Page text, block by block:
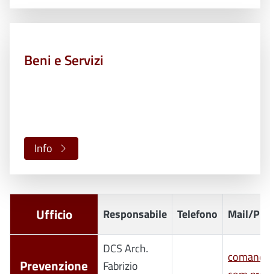
Beni e Servizi
Info
Ufficio Responsabile Telefono Mail/
Prevenzione
DCS Arch.
Fabrizio